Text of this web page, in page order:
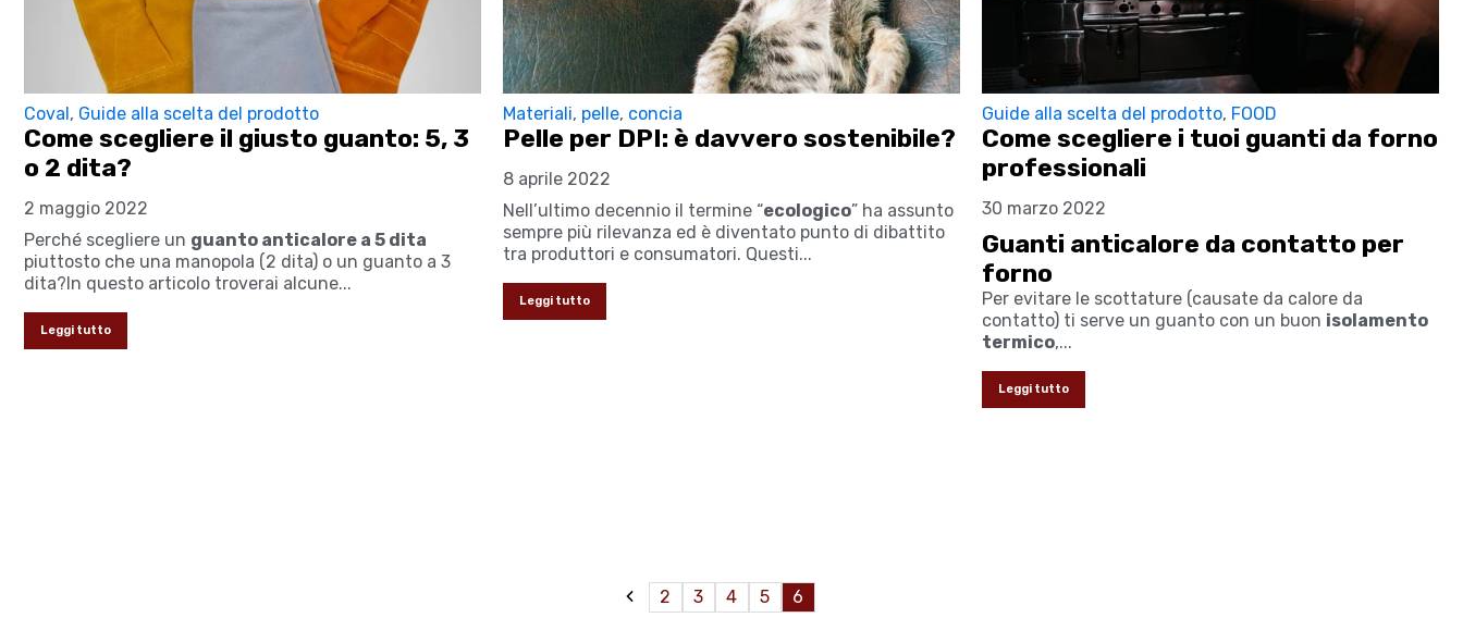
Coval, Guide alla scelta del prodotto
Come scegliere il giusto guanto: 5, 3
o 2 dita?
2 maggio 2022
Perché scegliere un guanto anticalore a 5 dita
piuttosto che una manopola (2 dita) o un guanto a 3
dita?In questo articolo troverai alcune...
Leggi tutto
Materiali, pelle, concia
Pelle per DPI: è davvero sostenibile?
8 aprile 2022
Nell’ultimo decennio il termine “ecologico” ha assunto
sempre più rilevanza ed è diventato punto di dibattito
tra produttori e consumatori. Questi...
Leggi tutto
Guide alla scelta del prodotto, FOOD
Come scegliere i tuoi guanti da forno
professionali
30 marzo 2022
Guanti anticalore da contatto per
forno
Per evitare le scottature (causate da calore da
contatto) ti serve un guanto con un buon isolamento
termico,...
Leggi tutto
2 3 4 5 6